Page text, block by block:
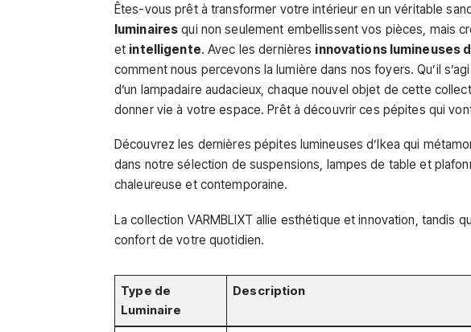
Êtes-vous prêt à transformer votre intérieur en un véritable
luminaires qui non seulement embellissent vos pièces, mais
et intelligente. Avec les dernières innovations lumineuses
comment nous percevons la lumière dans nos foyers. Qu’il
d’un lampadaire audacieux, chaque nouvel objet de cette
donner vie à votre espace. Prêt à découvrir ces pépites qui
Découvrez les dernières pépites lumineuses d’Ikea qui
dans notre sélection de suspensions, lampes de table et
chaleureuse et contemporaine.
La collection VARMBLIXT allie esthétique et innovation, tandis
confort de votre quotidien.
Type de
Luminaire
Description